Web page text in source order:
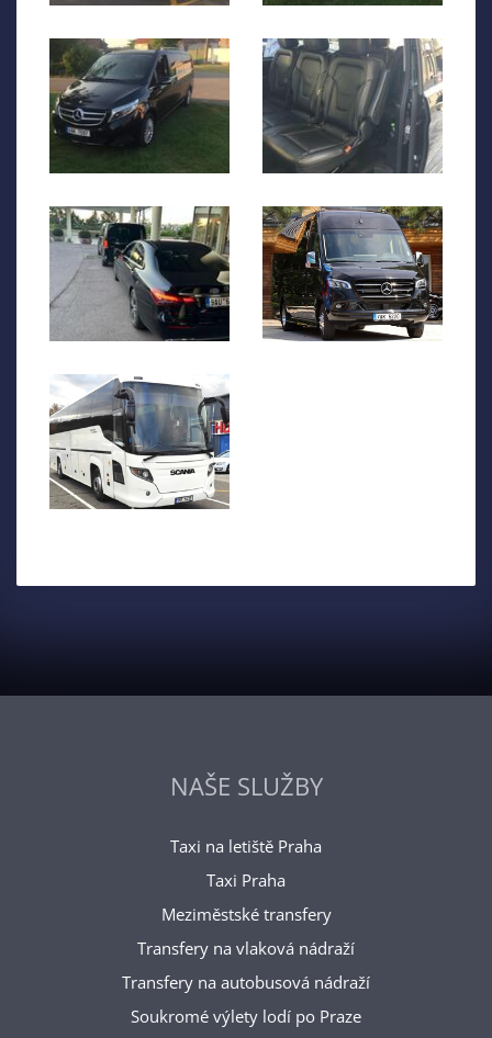
NAŠE SLUŽBY
Taxi na letiště Praha
Taxi Praha
Meziměstské transfery
Transfery na vlaková nádraží
Transfery na autobusová nádraží
Soukromé výlety lodí po Praze